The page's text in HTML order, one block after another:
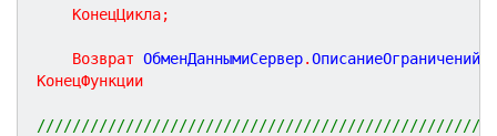
КонецЦикла;
Возврат ОбменДаннымиСервер.
КонецФункции